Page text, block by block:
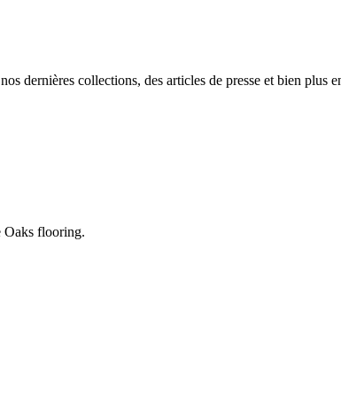
dernières collections, des articles de presse et bien plus
Oaks flooring.